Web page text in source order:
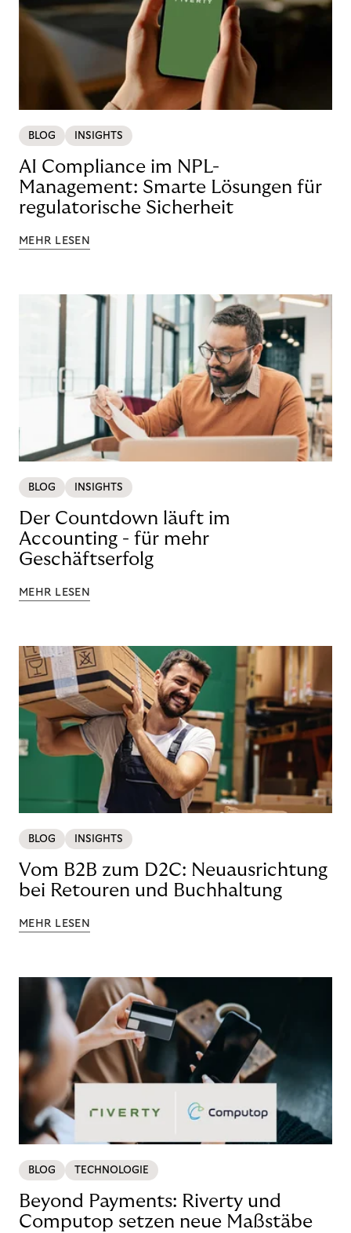
BLOG INSIGHTS
AI Compliance im NPL-
Management: Smarte Lösungen für
regulatorische Sicherheit
MEHR LESEN
BLOG INSIGHTS
Der Countdown läuft im
Accounting - für mehr
Geschäftserfolg
MEHR LESEN
BLOG INSIGHTS
Vom B2B zum D2C: Neuausrichtung
bei Retouren und Buchhaltung
MEHR LESEN
BLOG TECHNOLOGIE
Beyond Payments: Riverty und
Computop setzen neue Maßstäbe